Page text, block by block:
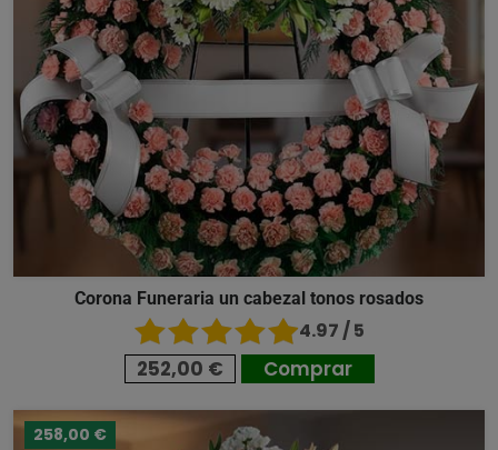
Corona Funeraria un cabezal tonos rosados
4.97 / 5
252,00 € Comprar
258,00 €